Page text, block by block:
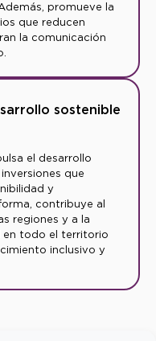
promueve la
que reducen
la comunicación
sostenible
el desarrollo
que
y
contribuye al
regiones y a la
en todo el territorio
inclusivo y